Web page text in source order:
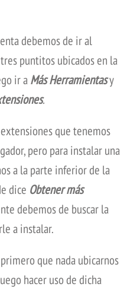
debemos de ir al
puntitos ubicados en la
ir aMás Herramientasy
.
que tenemos
pero para instalar una
a la parte inferior de la
dice Obtener más
debemos de buscar la
a instalar.
que nada ubicarnos
hacer uso de dicha